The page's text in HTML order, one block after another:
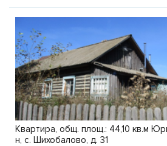
Квартира, общ. площ.: 44,10 кв.м
н, с. Шихобалово, д. 31